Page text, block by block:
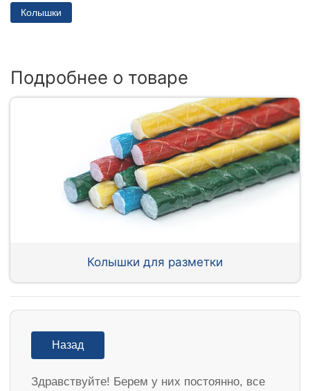
Колышки
Подробнее о товаре
Колышки для разметки
Назад
Здравствуйте! Берем у них постоянно, все